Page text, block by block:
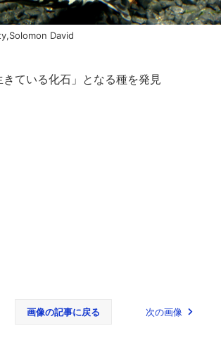
David
ている化石」となる種を発見
画像の記事に戻る 次の画像